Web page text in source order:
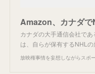
Amazon、カナダで
カナダの大手通信会社で
は、自らが保有するNHL
放映権事情を妄想しながらスポ